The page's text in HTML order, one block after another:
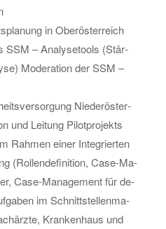
in Ober­ös­ter­reich
SSM – Ana­ly­se­tools (Stär­
Mo­dera­ti­on der SSM –
Nie­der­ös­ter­
und Lei­tung Pi­lot­pro­jekts
Rah­men einer In­te­grier­ten
(Rol­len­de­fi­ni­ti­on, Ca­se-Ma­
Ca­se-Ma­nage­ment für de­
im Schnitt­stel­len­ma­
Kran­ken­haus und